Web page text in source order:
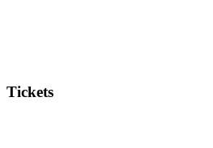
Tickets